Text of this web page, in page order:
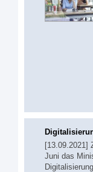
[13.09.2021]
Juni das